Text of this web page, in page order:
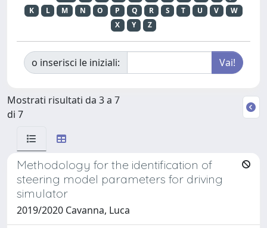
K
L M N O P Q R S T U V
W
X
Y Z
o inserisci le iniziali:
Mostrati risultati da 3 a 7
di 7
Methodology for the identification of
steering model parameters for driving
simulator
2019/2020 Cavanna, Luca